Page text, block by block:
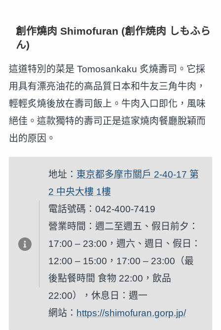
創作燒肉 Shimofuran (創作焼肉 しもふら
ん)
這道特別的菜是 Tomosankaku 炙燒壽司。它採
用具有漂亮油花的高品質日本和牛友三角牛肉，
輕輕炙燒後放在壽司飯上。牛肉入口即化，風味
絕佳。這款獨特的壽司正是這家燒肉餐廳脫穎而
出的原因。
地址： 東京都多摩市關戶 2-40-17 第
2 中央大樓 1樓
電話號碼：042-400-7419
營業時間：週二至週五、假日前夕：
17:00 – 23:00，週六、週日、假日：
12:00 – 15:00，17:00 – 23:00（最
後點餐時間 食物 22:00，飲品
22:00），休息日：週一
網站： https://shimofuran.gorp.jp/